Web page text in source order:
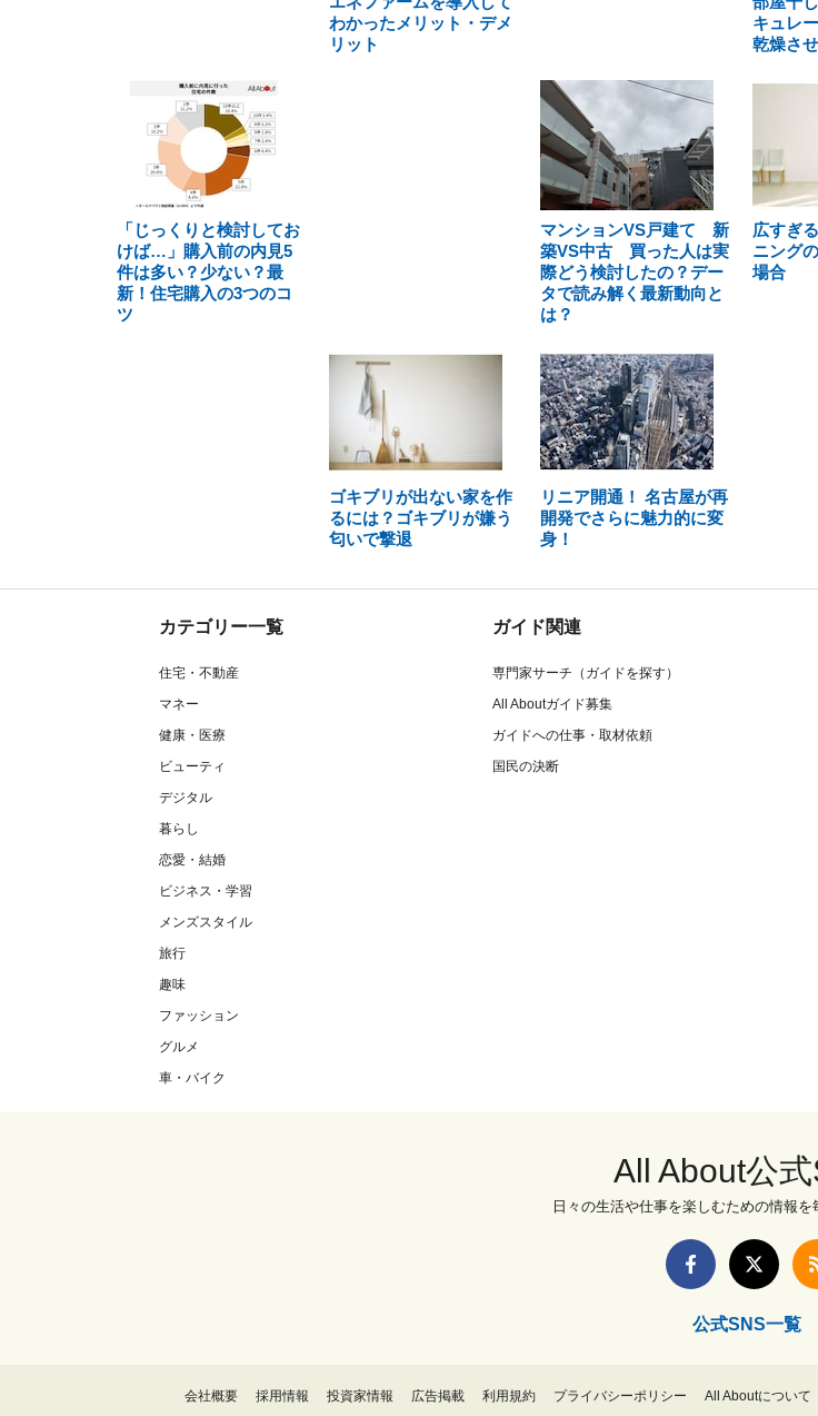
わかったメリット・デメ
リット
キュレ
乾燥さ
「じっくりと検討してお
けば…」購入前の内見5
件は多い？少ない？最
新！住宅購入の3つのコ
ツ
マンションVS戸建て 新
築VS中古 買った人は実
際どう検討したの？デー
タで読み解く最新動向と
は？
広すぎ
ニング
場合
ゴキブリが出ない家を作
るには？ゴキブリが嫌う
匂いで撃退
リニア開通！ 名古屋が再
開発でさらに魅力的に変
身！
カテゴリー一覧
住宅・不動産
マネー
健康・医療
ビューティ
デジタル
暮らし
恋愛・結婚
ビジネス・学習
メンズスタイル
旅行
趣味
ファッション
グルメ
車・バイク
ガイド関連
専門家サーチ（ガイドを探す）
All Aboutガイド募集
ガイドへの仕事・取材依頼
国民の決断
All About公
日々の生活や仕事を楽しむための情報を
公式SNS一覧
会社概要 採用情報 投資家情報 広告掲載 利用規約 プライバシーポリシー All Aboutについて